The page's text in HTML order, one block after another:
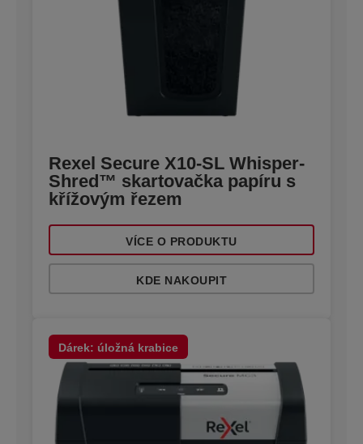
Rexel Secure X10-SL Whisper-
Shred™ skartovačka papíru s
křížovým řezem
VÍCE O PRODUKTU
KDE NAKOUPIT
Dárek: úložná krabice